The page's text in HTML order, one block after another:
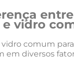
entre
e vidro
comum
em diversos